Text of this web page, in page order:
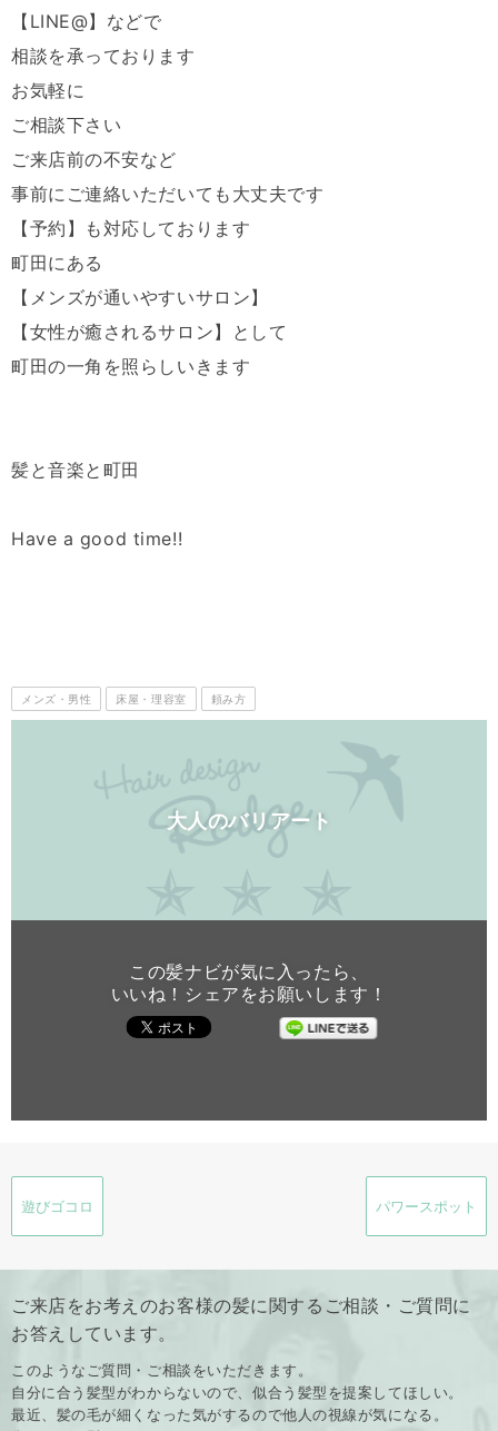
【LINE@】などで
相談を承っております
お気軽に
ご相談下さい
ご来店前の不安など
事前にご連絡いただいても大丈夫です
【予約】も対応しております
町田にある
【メンズが通いやすいサロン】
【女性が癒されるサロン】として
町田の一角を照らしいきます
髪と音楽と町田
Have a good time!!
メンズ・男性 床屋・理容室 頼み方
大人のバリアート
この髪ナビが気に入ったら、
いいね！シェアをお願いします！
遊びゴコロ パワースポット
ご来店をお考えのお客様の髪に関するご相談・ご質問に
お答えしています。
このようなご質問・ご相談をいただきます。
自分に合う髪型がわからないので、似合う髪型を提案してほしい。
最近、髪の毛が細くなった気がするので他人の視線が気になる。